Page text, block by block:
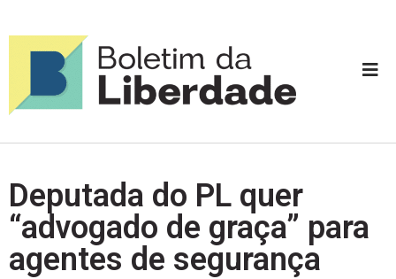
Deputada do PL quer
“advogado de graça” para
agentes de segurança